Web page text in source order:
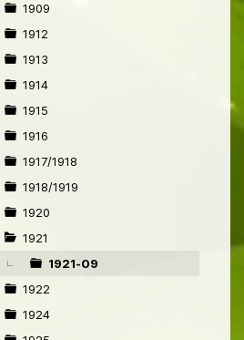
1909
1912
1913
1914
1915
1916
1917/1918
1918/1919
1920
1921
1921-09
1922
1924